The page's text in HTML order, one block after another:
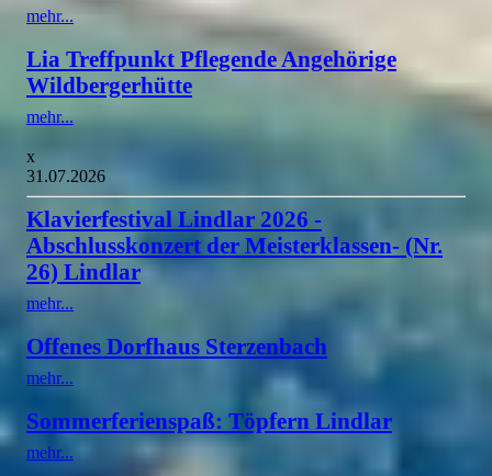
mehr...
Lia Treffpunkt Pflegende Angehörige
Wildbergerhütte
mehr...
x
31.07.2026
Klavierfestival Lindlar 2026 -
Abschlusskonzert der Meisterklassen- (Nr.
26) Lindlar
mehr...
Offenes Dorfhaus Sterzenbach
mehr...
Sommerferienspaß: Töpfern Lindlar
mehr...